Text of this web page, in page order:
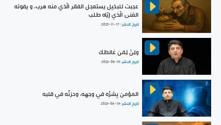
عجبت للبخيل يستعجل الفقر الّذي منه هرب، و يفوته
الغنى الّذي إيّاه طلب
تاريخ النشر :2025-11-17
ولِنْ لِمَن غالظك
تاريخ النشر :2023-08-19
المؤمن بِشرُه في وجهه، وحزنُه في قلبه
تاريخ النشر :2023-04-19